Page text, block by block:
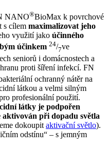
NANO®BioMax k povrchové
s cílem maximalizovat jeho
využití jako účinného
účinkem 24/7ve
seniorů i domácnostech a
proti šíření infekcí. FN
ochranný nátěr na
látkou a velmi silným
profesionální použití.
látky je podpořen
při dopadu světla
dokoupit aktivační světlo).
odstínu“ – s jemným